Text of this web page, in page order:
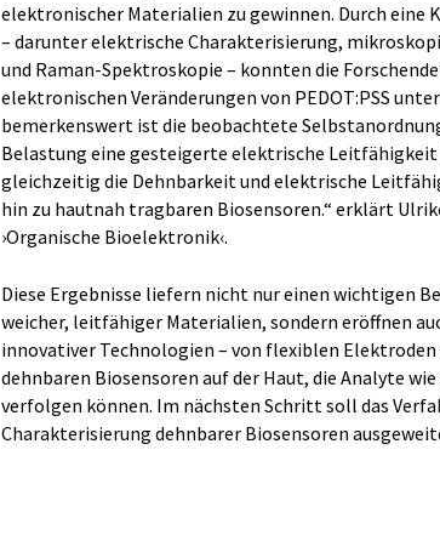
elektronischer Materialien zu gewinnen. Durch eine
– darunter elektrische Charakterisierung,
und Raman-Spektroskopie – konnten die
elektronischen Veränderungen von PEDOT:PSS
bemerkenswert ist die beobachtete
Belastung eine gesteigerte elektrische
gleichzeitig die Dehnbarkeit und elektrische
hin zu hautnah tragbaren Biosensoren.“ erklärt
›Organische Bioelektronik‹.
Diese Ergebnisse liefern nicht nur einen wichtigen
weicher, leitfähiger Materialien, sondern eröffnen
innovativer Technologien – von flexiblen
dehnbaren Biosensoren auf der Haut, die Analyte
verfolgen können. Im nächsten Schritt soll das
Charakterisierung dehnbarer Biosensoren